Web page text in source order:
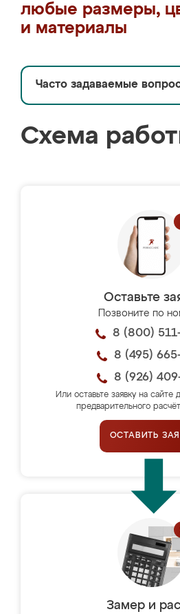
любые размеры,
и материалы
Часто задаваемые
Схема
Оставьте
Позвоните по
8 (800)
8 (495)
8 (926)
Или оставьте заявку на сайте
предварительного
ОСТАВИТЬ
Замер и